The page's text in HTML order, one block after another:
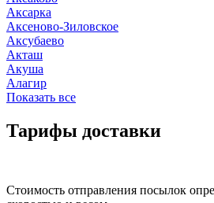
Аксарка
Аксеново-Зиловское
Аксубаево
Акташ
Акуша
Алагир
Показать все
Тарифы доставки
Стоимость отправления посылок